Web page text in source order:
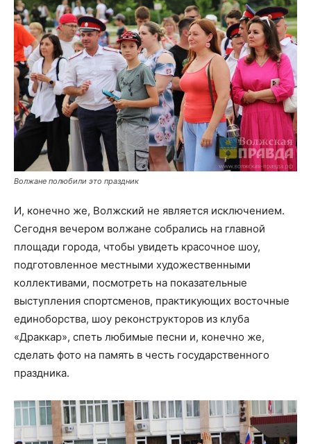
Волжане полюбили это праздник
И, конечно же, Волжский не является исключением.
Сегодня вечером волжане собрались на главной
площади города, чтобы увидеть красочное шоу,
подготовленное местными художественными
коллективами, посмотреть на показательные
выступления спортсменов, практикующих восточные
единоборства, шоу реконструкторов из клуба
«Драккар», спеть любимые песни и, конечно же,
сделать фото на память в честь государственного
праздника.